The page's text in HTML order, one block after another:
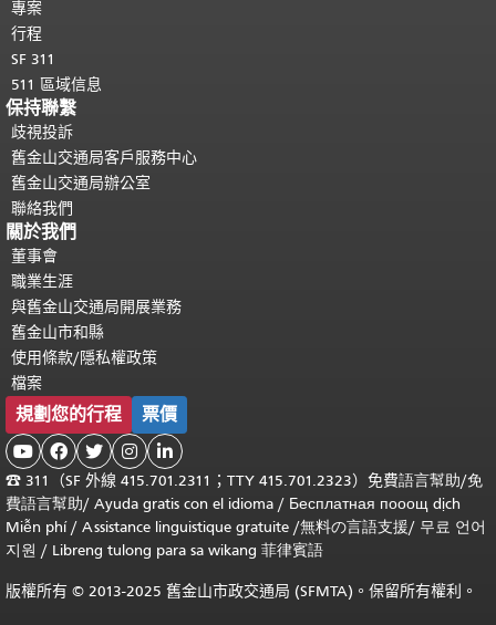
專案
行程
SF 311
511 區域信息
保持聯繫
歧視投訴
舊金山交通局客戶服務中心
舊金山交通局辦公室
聯絡我們
關於我們
董事會
職業生涯
與舊金山交通局開展業務
舊金山市和縣
使用條款/隱私權政策
檔案
規劃您的行程 票價
    
☎ 311（SF 外線 415.701.2311；TTY 415.701.2323）免費語言幫助/免
費語言幫助/ Ayuda gratis con el idioma / Бесплатная пооощ dịch
Miễn phí/ Assistance linguistique gratuite /無料の言語支援/ 무료 언어
지원 / Libreng tulong para sa wikang 菲律賓語
版權所有 © 2013-2025 舊金山市政交通局 (SFMTA)。保留所有權利。